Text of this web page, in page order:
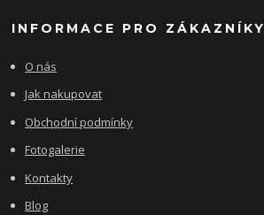
INFORMACE PRO ZÁKAZNÍKY
O nás
Jak nakupovat
Obchodní podmínky
Fotogalerie
Kontakty
Blog